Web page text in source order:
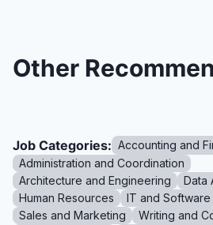
Other
Job Categories: Accounting and
Administration and Coordination
Architecture and Engineering
Data
Human Resources
IT and Software
Sales and Marketing
Writing and